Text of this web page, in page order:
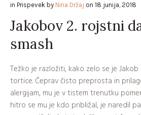
in Prispevek by Nina Držaj on 18 junija, 2018
Jakobov 2. rojstni
smash
Težko je razložiti, kako zelo se je
tortice. Čeprav čisto preprosta in
alergijam, mu je v tistem trenutku
hitro se mu je kdo približal, je naredil